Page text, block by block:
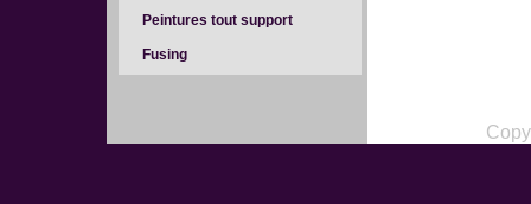
Peintures tout support
Fusing